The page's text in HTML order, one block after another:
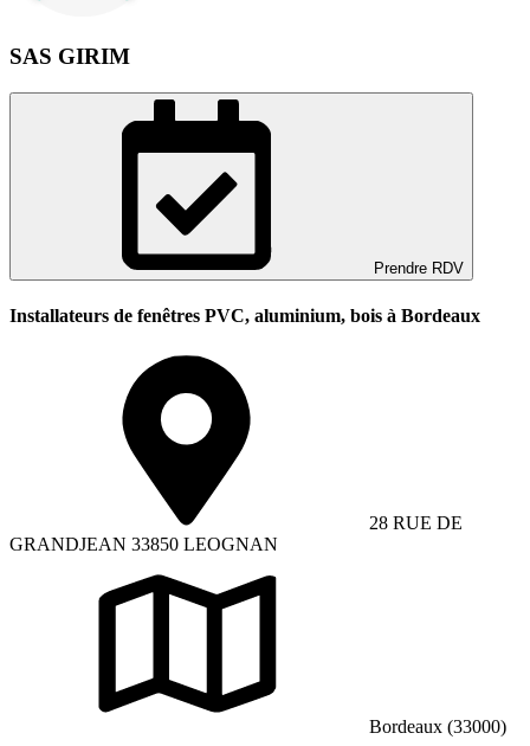
SAS GIRIM
Prendre RDV
Installateurs de fenêtres PVC, aluminium, bois à Bordeaux
28 RUE DE
GRANDJEAN 33850 LEOGNAN
Bordeaux (33000)